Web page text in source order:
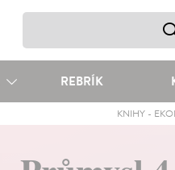
REBRÍK
KNIHY-